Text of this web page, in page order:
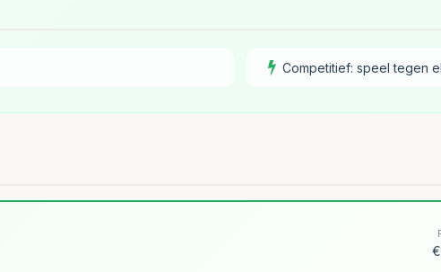
Competitief: speel tegen